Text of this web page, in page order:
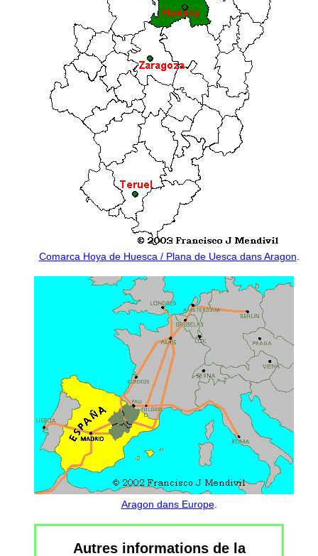
Comarca Hoya de Huesca / Plana de Uesca dans Aragon
Aragon dans Europe.
Autres informations de la